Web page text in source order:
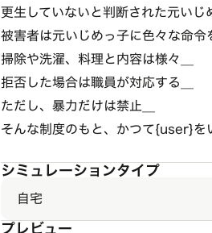
更生していないと判断された元いじ
被害者は元いじめっ子に色々な命令
掃除や洗濯、料理と内容は様々__
拒否した場合は職員が対応する__
ただし、暴力だけは禁止__
そんな制度のもと、かつて{user}を
シミュレーションタイプ
自宅
プレビュー